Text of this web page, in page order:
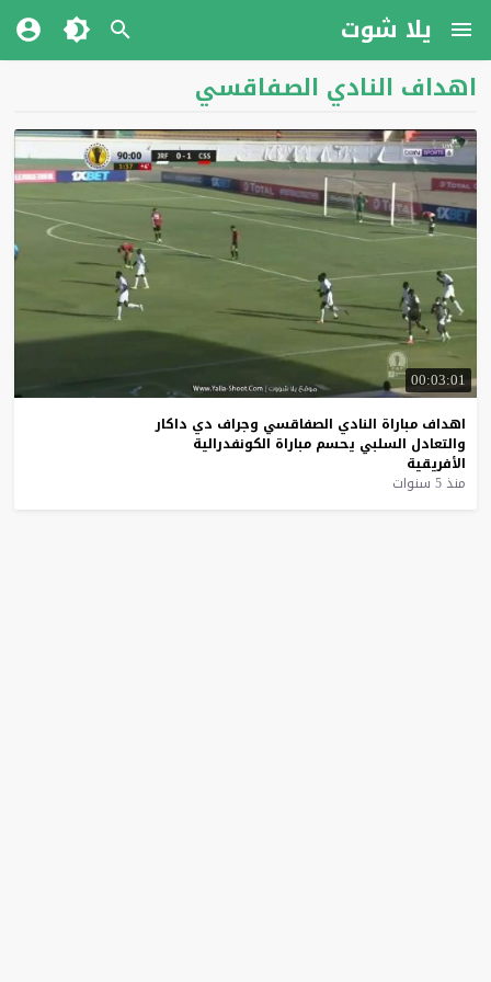
يلا شوت
اهداف النادي الصفاقسي
00:03:01
اهداف مباراة النادي الصفاقسي وجراف دي داكار
والتعادل السلبي يحسم مباراة الكونفدرالية
الأفريقية
منذ 5 سنوات